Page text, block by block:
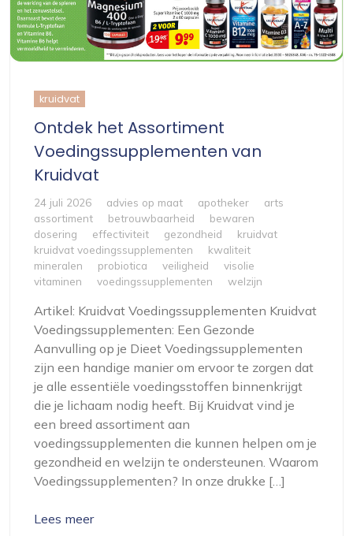
kruidvat
Ontdek het Assortiment
Voedingssupplementen van
Kruidvat
24 juli 2026 advies op maat apotheker
arts
assortiment
betrouwbaarheid
bewaren
dosering
effectiviteit gezondheid
kruidvat
kruidvat voedingssupplementen
kwaliteit
mineralen
probiotica veiligheid
visolie
vitaminen
voedingssupplementen welzijn
Artikel: Kruidvat Voedingssupplementen Kruidvat
Voedingssupplementen: Een Gezonde
Aanvulling op je Dieet Voedingssupplementen
zijn een handige manier om ervoor te zorgen dat
je alle essentiële voedingsstoffen binnenkrijgt
die je lichaam nodig heeft. Bij Kruidvat vind je
een breed assortiment aan
voedingssupplementen die kunnen helpen om je
gezondheid en welzijn te ondersteunen. Waarom
Voedingssupplementen? In onze drukke […]
Lees meer